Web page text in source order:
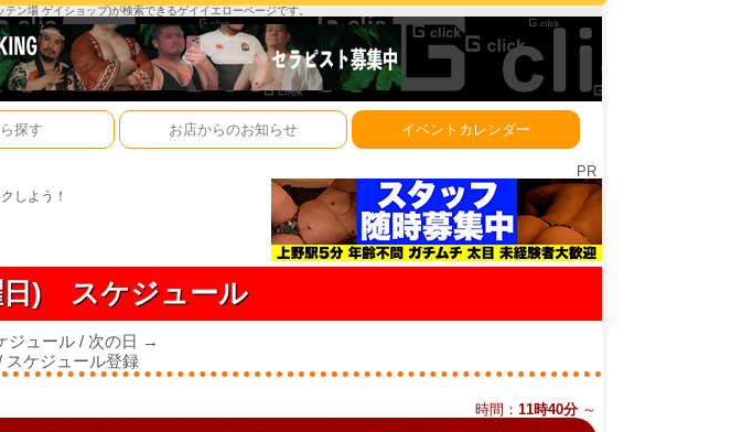
ン場 ゲイショップ)が検索できるゲイイエローページです。
探す お店からのお知らせ イベントカレンダー
しよう！
PR
) スケジュール
ジュール/ 次の日 →
スケジュール登録
時間： 11時40分～